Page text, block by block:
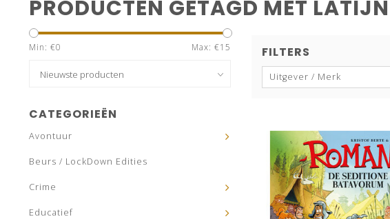
PRODUCTEN GETAGD MET LATIJN
Min: €0 Max: €15
CATEGORIEËN
Avontuur
Beurs / LockDown Edities
Crime
Educatief
FILTERS
Uitgever / Merk